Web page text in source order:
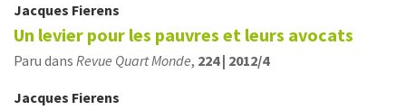
Jacques Fierens
Un levier pour les pauvres et leurs avocats
Paru dans Revue Quart Monde, 224 | 2012/4
Jacques Fierens